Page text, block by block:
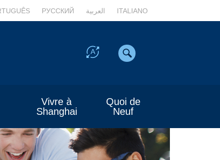
РУССКИЙ العربية ITALIANO
Vivre à
Shanghai
Quoi de
Neuf